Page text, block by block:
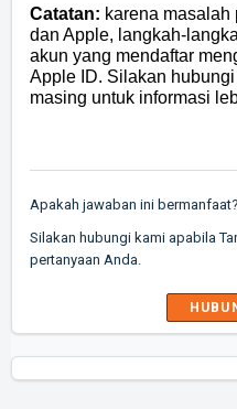
Catatan: karena
dan Apple, langkah-
akun yang mendaftar
Apple ID. Silakan
masing untuk informasi
Apakah jawaban ini bermanfaat?
Silakan hubungi kami apabila
pertanyaan Anda.